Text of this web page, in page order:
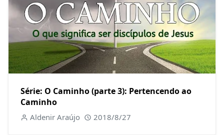
Série: O Caminho (parte 3): Pertencendo ao
Caminho
Aldenir Araújo 2018/8/27